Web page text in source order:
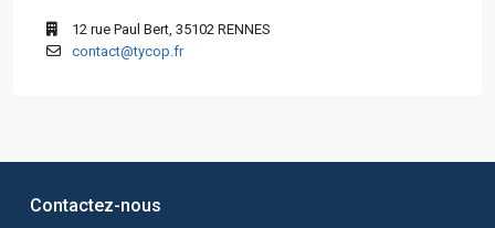
12 rue Paul Bert, 35102 RENNES
contact@tycop.fr
Contactez-nous